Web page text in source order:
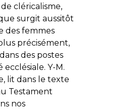
cléricalisme,
surgit aussitôt
des femmes
précisément,
des postes
Y-M.
lit dans le texte
Testament
nos